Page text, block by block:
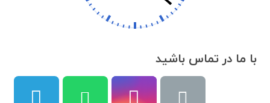
با ما در تماس باشید